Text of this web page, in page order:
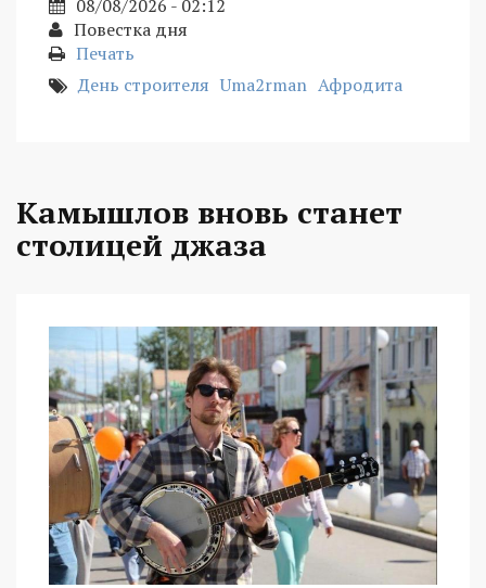
08/08/2026 - 02:12
Повестка дня
Печать
День строителя Uma2rman Афродита
Камышлов вновь станет
столицей джаза